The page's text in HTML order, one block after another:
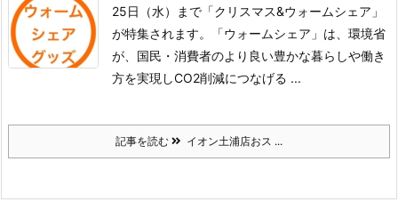
25日（水）まで「クリスマス&ウォームシェア」
が特集されます。
「ウォームシェア」は、環境省
が、国民・消費者のより良い豊かな暮らしや働き
方を実現しCO2削減につなげる ...
記事を読む イオン土浦店おス ...